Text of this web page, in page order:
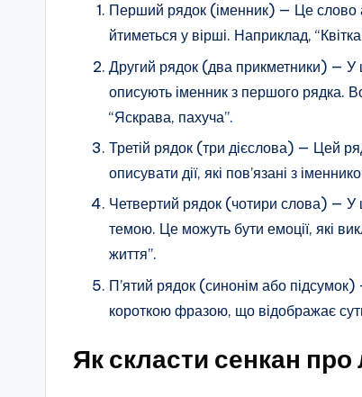
Перший рядок (іменник) — Це слово
йтиметься у вірші. Наприклад,
Другий рядок (два прикметники) — У
описують іменник з першого рядка.
“Яскрава, пахуча”.
Третій рядок (три дієслова) — Цей
описувати дії, які пов’язані з
Четвертий рядок (чотири слова) — У
темою. Це можуть бути емоції, які
життя”.
П’ятий рядок (синонім або
короткою фразою, що відображає
Як скласти сенкан